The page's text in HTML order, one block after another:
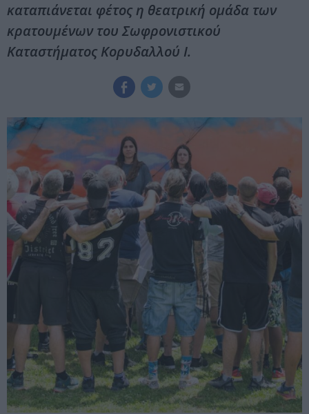
καταπιάνεται φέτος η θεατρική ομάδα των
κρατουμένων του Σωφρονιστικού
Καταστήματος Κορυδαλλού Ι.